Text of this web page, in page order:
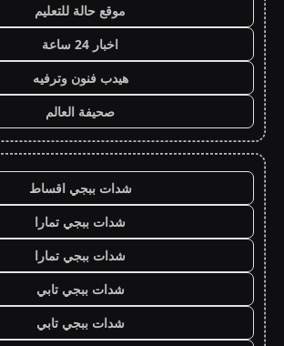
موقع حالة للتعليم
اخبار 24 ساعة
هيدب فنون وترفيه
صحيفة العالم
شدات ببجي اقساط
شدات ببجي تمارا
شدات ببجي تمارا
شدات ببجي تابي
شدات ببجي تابي